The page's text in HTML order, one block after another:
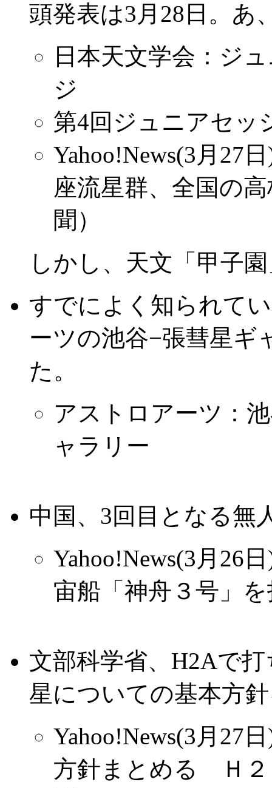
頭発表は3月28日。あ
日本天文学会：ジ
ジ
第4回ジュニアセ
Yahoo!News(3月27
座流星群、全国の
聞）
しかし、天文「甲子
すでによく知られて
ーツの池谷−張彗星ギ
た。
アストロアーツ：
ャラリー
中国、3回目となる無
Yahoo!News(3月26
宙船「神舟３号」
文部科学省、H2Aで
星についての基本方
Yahoo!News(3月27
方針まとめる Ｈ２